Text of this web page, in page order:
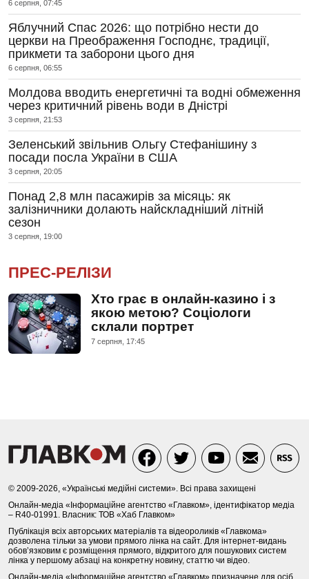
6 серпня, 07:45
Яблучний Спас 2026: що потрібно нести до
церкви на Преображення Господнє, традиції,
прикмети та заборони цього дня
6 серпня, 06:55
Молдова вводить енергетичні та водні обмеження
через критичний рівень води в Дністрі
3 серпня, 21:53
Зеленський звільнив Ольгу Стефанішину з
посади посла України в США
3 серпня, 20:05
Понад 2,8 млн пасажирів за місяць: як
залізничники долають найскладніший літній
сезон
3 серпня, 19:00
ПРЕС-РЕЛІЗИ
Хто грає в онлайн-казино і з
якою метою? Соціологи
склали портрет
7 серпня, 17:45
© 2009-2026, «Українські медійні системи». Всі права захищені
Онлайн-медіа «Інформаційне агентство «Главком», ідентифікатор медіа
– R40-01991. Власник: ТОВ «Хаб Главком»
Публікація всіх авторських матеріалів та відеороликів «Главкома»
дозволена тільки за умови прямого лінка на сайт. Для інтернет-видань
обов’язковим є розміщення прямого, відкритого для пошукових систем
лінка у першому абзаці на конкретну новину, статтю чи відео.
Онлайн-медіа «Інформаційне агентство «Главком» призначене для осіб